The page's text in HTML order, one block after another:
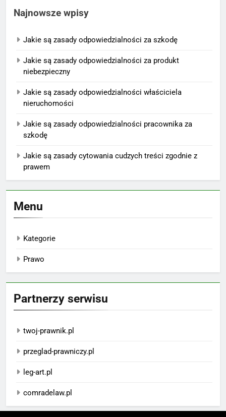
Najnowsze wpisy
Jakie są zasady odpowiedzialności za szkodę
Jakie są zasady odpowiedzialności za produkt
niebezpieczny
Jakie są zasady odpowiedzialności właściciela
nieruchomości
Jakie są zasady odpowiedzialności pracownika za
szkodę
Jakie są zasady cytowania cudzych treści zgodnie z
prawem
Menu
Kategorie
Prawo
Partnerzy serwisu
twoj-prawnik.pl
przeglad-prawniczy.pl
leg-art.pl
comradelaw.pl